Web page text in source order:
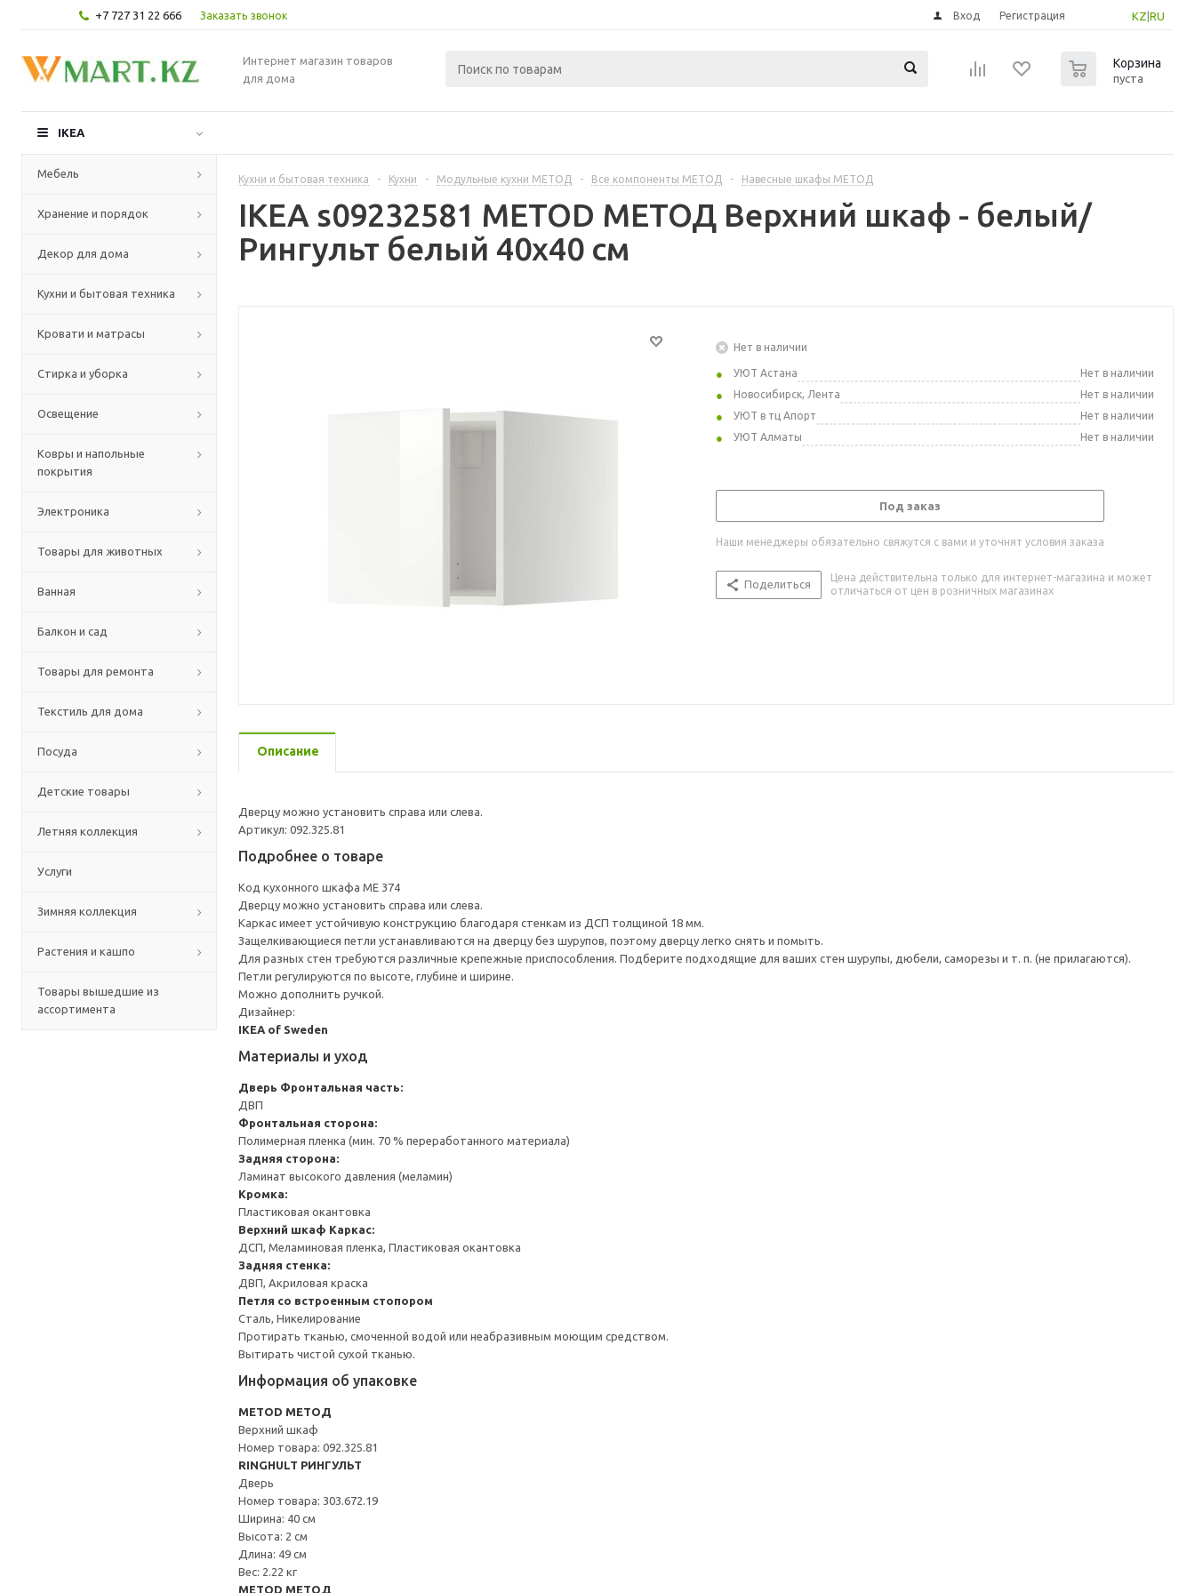
+7 727 31 22 666 Заказать звонок KZ RU
Вход Регистрация
Интернет магазин товаров
для дома
Корзина
пуста
IKEA
Мебель
Хранение и порядок
Декор для дома
Кухни и бытовая техника
Кровати и матрасы
Стирка и уборка
Освещение
Ковры и напольные
покрытия
Электроника
Товары для животных
Ванная
Балкон и сад
Товары для ремонта
Текстиль для дома
Посуда
Детские товары
Летняя коллекция
Услуги
Зимняя коллекция
Растения и кашпо
Товары вышедшие из
ассортимента
Кухни и бытовая техника - Кухни - Модульные кухни МЕТОД - Все компоненты МЕТОД - Навесные шкафы МЕТОД
IKEA s09232581 METOD МЕТОД Верхний шкаф - белый/
Рингульт белый 40x40 см
Нет в наличии
УЮТ Астана
Нет в наличии
Новосибирск, Лента
Нет в наличии
УЮТ в тц Апорт
Нет в наличии
УЮТ Алматы
Нет в наличии
Под заказ
Наши менеджеры обязательно свяжутся с вами и уточнят условия заказа
Поделиться
Цена действительна только для интернет-магазина и может
отличаться от цен в розничных магазинах
Описание
Дверцу можно установить справа или слева.
Артикул: 092.325.81
Подробнее о товаре
Код кухонного шкафа ME 374
Дверцу можно установить справа или слева.
Каркас имеет устойчивую конструкцию благодаря стенкам из ДСП толщиной 18 мм.
Защелкивающиеся петли устанавливаются на дверцу без шурупов, поэтому дверцу легко снять и помыть.
Для разных стен требуются различные крепежные приспособления. Подберите подходящие для ваших стен шурупы, дюбели, саморезы и т. п. (не прилагаются).
Петли регулируются по высоте, глубине и ширине.
Можно дополнить ручкой.
Дизайнер:
IKEA of Sweden
Материалы и уход
Дверь Фронтальная часть:
ДВП
Фронтальная сторона:
Полимерная пленка (мин. 70 % переработанного материала)
Задняя сторона:
Ламинат высокого давления (меламин)
Кромка:
Пластиковая окантовка
Верхний шкаф Каркас:
ДСП, Меламиновая пленка, Пластиковая окантовка
Задняя стенка:
ДВП, Акриловая краска
Петля со встроенным стопором
Сталь, Никелирование
Протирать тканью, смоченной водой или неабразивным моющим средством.
Вытирать чистой сухой тканью.
Информация об упаковке
METOD МЕТОД
Верхний шкаф
Номер товара: 092.325.81
RINGHULT РИНГУЛЬТ
Дверь
Номер товара: 303.672.19
Ширина: 40 см
Высота: 2 см
Длина: 49 см
Вес: 2.22 кг
METOD МЕТОД